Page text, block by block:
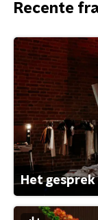
Recente
Het gesprek